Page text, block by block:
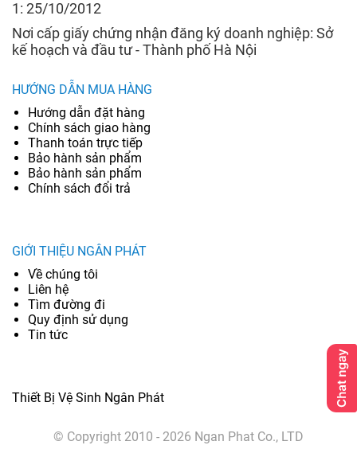
1: 25/10/2012
Nơi cấp giấy chứng nhận đăng ký doanh nghiệp: Sở
kế hoạch và đầu tư - Thành phố Hà Nội
HƯỚNG DẪN MUA HÀNG
Hướng dẫn đặt hàng
Chính sách giao hàng
Thanh toán trực tiếp
Bảo hành sản phẩm
Bảo hành sản phẩm
Chính sách đổi trả
GIỚI THIỆU NGÂN PHÁT
Về chúng tôi
Liên hệ
Tìm đường đi
Quy định sử dụng
Tin tức
Thiết Bị Vệ Sinh Ngân Phát
© Copyright 2010 - 2026 Ngan Phat Co., LTD